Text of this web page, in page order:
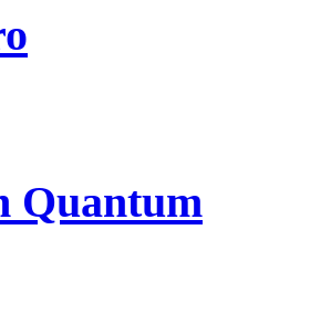
Quantum